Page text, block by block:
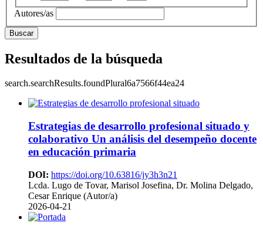
Autores/as
Buscar
Resultados de la búsqueda
search.searchResults.foundPlural6a7566f44ea24
Estrategias de desarrollo profesional situado y
colaborativo Un análisis del desempeño docente
en educación primaria
DOI: https://doi.org/10.63816/jy3h3n21
Lcda. Lugo de Tovar, Marisol Josefina, Dr. Molina Delgado,
Cesar Enrique (Autor/a)
2026-04-21